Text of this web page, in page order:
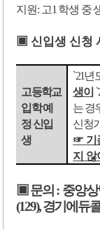
지원: 고1 학생 중
▣ 신입생 신청
고등학교
입학 예
정 신입
생
`21년
생이
는 경
신청
☞ 기
지 않
▣문의 : 중앙
(129),경기에듀